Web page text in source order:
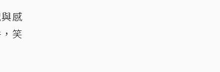
感
笑